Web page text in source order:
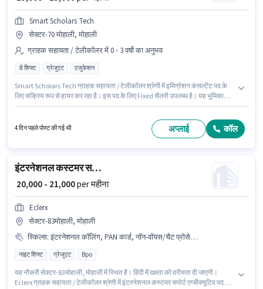
Smart Scholars Tech
सेक्टर-70 मोहाली, मोहाली
ग्राहक सहायता / टेलीकॉलर में 0 - 3 वर्षो का अनुभव
डे शिफ्ट ग्रेजुएट एजुकेशन
Smart Scholars Tech ग्राहक सहायता / टेलीकॉलर श्रेणी में इमिग्रेशन कंसल्टेंट पद के
लिए सक्रिय रूप से हायर कर रहा है। इस पद के लिए Fixed सैलरी उपलब्ध है। यह भूमिका
प्रति माह ₹25000 तक कमा सकते हैं। इस पद के लिए उम्मीदवार के पास ग्रेजुएट डिग्री/
4 दिन पहले पोस्ट की गई थी अप्लाई कॉल
इंटरनेशनल कस्टमर सपोर्ट एग्जीक्यूटिव
₹ 20,000 - 21,000per महीना
Eclerx
सेक्टर-83मोहाली, मोहाली
स्किल्स: इंटरनेशनल कॉलिंग, PAN कार्ड, नॉन-वॉयस/चैट प्रोसेस, आधार कार्ड, कंप्यूटर नॉलेज, क्वेरी रेसोल्युशन, बैंक अकाउंट
नाइट शिफ्ट ग्रेजुएट Bpo
यह नौकरी सेक्टर-83मोहाली, मोहाली में स्थित है। हिंदी में दक्षता को वरीयता दी जाएगी।
Eclerx ग्राहक सहायता / टेलीकॉलर श्रेणी में इंटरनेशनल कस्टमर सपोर्ट एग्जीक्यूटिव पद के